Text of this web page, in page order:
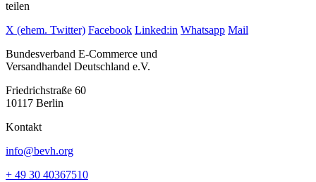
teilen
X (ehem. Twitter) Facebook Linked:in Whatsapp Mail
Bundesverband E-Commerce und
Versandhandel Deutschland e.V.
Friedrichstraße 60
10117 Berlin
Kontakt
info@bevh.org
+ 49 30 40367510